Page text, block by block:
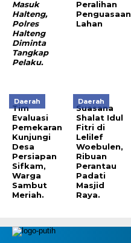
Masuk
Halteng,
Polres
Halteng
Diminta
Tangkap
Pelaku.
Peralihan
Penguasaan
Lahan
Daerah
Tim
Evaluasi
Pemekaran
Kunjungi
Desa
Persiapan
Sifkam,
Warga
Sambut
Meriah.
Daerah
Suasana
Shalat Idul
Fitri di
Lelilef
Woebulen,
Ribuan
Perantau
Padati
Masjid
Raya.